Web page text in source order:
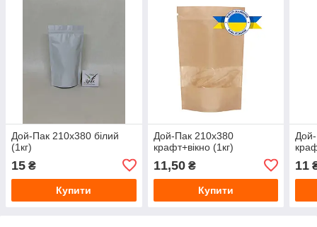
Дой-Пак 210х380 білий
(1кг)
15 ₴
Купити
Дой-Пак 210х380
крафт+вікно (1кг)
11,50₴
Купити
11